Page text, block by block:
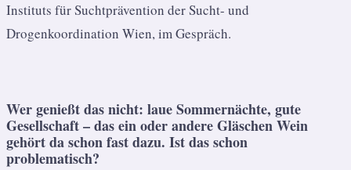
Instituts für Suchtprävention der Sucht- und
Drogenkoordination Wien, im Gespräch.
Wer genießt das nicht: laue Sommernächte, gute
Gesellschaft – das ein oder andere Gläschen Wein
gehört da schon fast dazu. Ist das schon
problematisch?